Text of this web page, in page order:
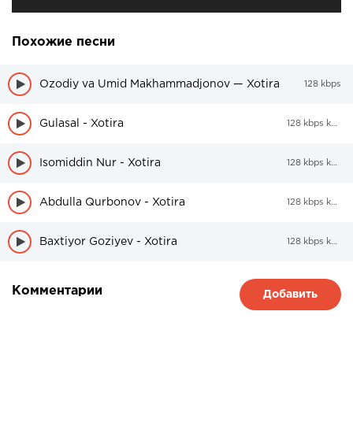
Похожие песни
Ozodiy va Umid Makhammadjonov — Xotira 128 kbps
Gulasal - Xotira 128 kbps kbps
Isomiddin Nur - Xotira 128 kbps kbps
Abdulla Qurbonov - Xotira 128 kbps kbps
Baxtiyor Goziyev - Xotira 128 kbps kbps
Комментарии Добавить